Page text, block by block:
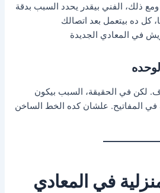
ذلك، الفني بيقدر يحدد السبب بدقة
ده بيتعمل بعد اتصالك
في المعادي الجديدة
لكن في الحقيقة، السبب بيكون
في المعادي